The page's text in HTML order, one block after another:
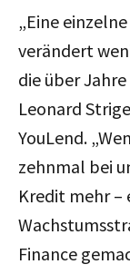
„Eine
verändert
die über
Leonard
YouLend.
zehnmal bei
Kredit mehr –
Finance